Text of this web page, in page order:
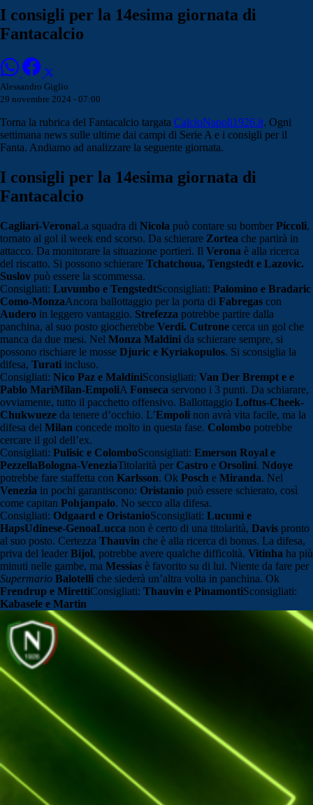
I consigli per la 14esima giornata di
Fantacalcio
Alessandro Giglio
29 novembre 2024 - 07:00
Torna la rubrica del Fantacalcio targata CalcioNapoli1926.it. Ogni
settimana news sulle ultime dai campi di Serie A e i consigli per il
Fanta. Andiamo ad analizzare la seguente giornata.
I consigli per la 14esima giornata di
Fantacalcio
Cagliari-VeronaLa squadra di Nicola può contare su bomber Piccoli,
tornato al gol il week end scorso. Da schierare Zortea che partirà in
attacco. Da monitorare la situazione portieri. Il Verona è alla ricerca
del riscatto. Si possono schierare Tchatchoua, Tengstedt e Lazovic.
Suslov può essere la scommessa.
Consigliati: Luvumbo e TengstedtSconsigliati: Palomino e Bradaric
Como-MonzaAncora ballottaggio per la porta di Fabregas con
Audero in leggero vantaggio. Strefezza potrebbe partire dalla
panchina, al suo posto giocherebbe Verdi. Cutrone cerca un gol che
manca da due mesi. Nel Monza Maldini da schierare sempre, si
possono rischiare le mosse Djuric e Kyriakopulos. Si sconsiglia la
difesa, Turati incluso.
Consigliati: Nico Paz e MaldiniSconsigliati: Van Der Brempt e e
Pablo MarìMilan-EmpoliA Fonseca servono i 3 punti. Da schiarare,
ovviamente, tutto il pacchetto offensivo. Ballottaggio Loftus-Cheek-
Chukwueze da tenere d’occhio. L’Empoli non avrà vita facile, ma la
difesa del Milan concede molto in questa fase. Colombo potrebbe
cercare il gol dell’ex.
Consigliati: Pulisic e ColomboSconsigliati: Emerson Royal e
PezzellaBologna-VeneziaTitolarità per Castro e Orsolini. Ndoye
potrebbe fare staffetta con Karlsson. Ok Posch e Miranda. Nel
Venezia in pochi garantiscono: Oristanio può essere schierato, così
come capitan Pohjanpalo. No secco alla difesa.
Consigliati: Odgaard e OristanioSconsigliati: Lucumì e
HapsUdinese-GenoaLucca non è certo di una titolarità, Davis pronto
al suo posto. Certezza Thauvin che è alla ricerca di bonus. La difesa,
priva del leader Bijol, potrebbe avere qualche difficoltà. Vitinha ha più
minuti nelle gambe, ma Messias è favorito su di lui. Niente da fare per
Supermario Balotelli che siederà un’altra volta in panchina. Ok
Frendrup e MirettiConsigliati: Thauvin e PinamontiSconsigliati:
Kabasele e Martin